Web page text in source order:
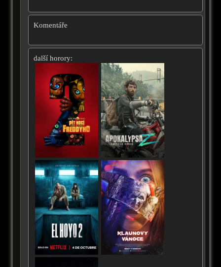
Komentáře
další horory: